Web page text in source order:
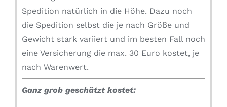
Spedition natürlich in die Höhe. Dazu noch
die Spedition selbst die je nach Größe und
Gewicht stark variiert und im besten Fall noch
eine Versicherung die max. 30 Euro kostet, je
nach Warenwert.
Ganz grob geschätzt kostet: